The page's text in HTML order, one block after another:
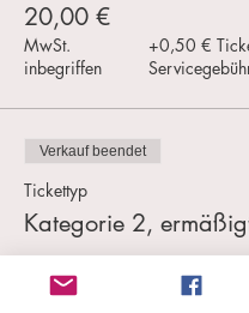
20,00 €
MwSt.
inbegriffen
+0,50 €
Verkauf beendet
Tickettyp
Kategorie 2,